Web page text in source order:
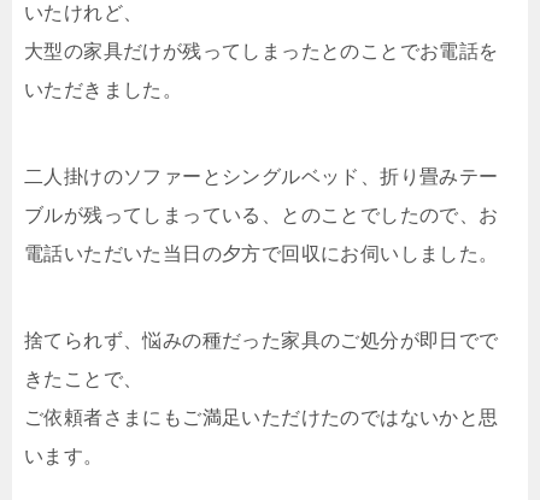
いたけれど、
大型の家具だけが残ってしまったとのことでお電話を
いただきました。
二人掛けのソファーとシングルベッド、折り畳みテー
ブルが残ってしまっている、とのことでしたので、お
電話いただいた当日の夕方で回収にお伺いしました。
捨てられず、悩みの種だった家具のご処分が即日でで
きたことで、
ご依頼者さまにもご満足いただけたのではないかと思
います。